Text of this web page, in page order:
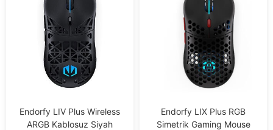
Endorfy LIV Plus Wireless
ARGB Kablosuz Siyah
Endorfy LIX Plus RGB
Simetrik Gaming Mouse